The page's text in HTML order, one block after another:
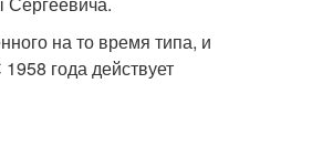
на то время типа, и
года действует